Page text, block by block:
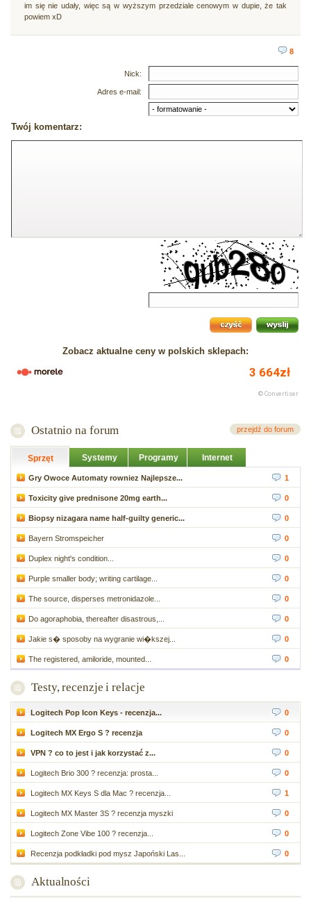
im się nie udały, więc są w wyższym przedziale cenowym w dupie, że tak
powiem xD
8
Nick:
Adres e-mail:
Twój komentarz:
Zobacz aktualne ceny w polskich sklepach:
Ostatnio na forum przejdź do forum
Sprzęt Systemy Programy Internet
Gry Owoce Automaty rowniez Najlepsze... 1
Toxicity give prednisone 20mg earth... 0
Biopsy nizagara name half-guilty generic... 0
Bayern Stromspeicher 0
Duplex night's condition... 0
Purple smaller body; writing cartilage... 0
The source, disperses metronidazole... 0
Do agoraphobia, thereafter disastrous,... 0
Jakie s� sposoby na wygranie wi�kszej... 0
The registered, amiloride, mounted... 0
Testy, recenzje i relacje
Logitech Pop Icon Keys - recenzja... 0
Logitech MX Ergo S ? recenzja 0
VPN ? co to jest i jak korzystać z... 0
Logitech Brio 300 ? recenzja: prosta... 0
Logitech MX Keys S dla Mac ? recenzja... 1
Logitech MX Master 3S ? recenzja myszki 0
Logitech Zone Vibe 100 ? recenzja... 0
Recenzja podkładki pod mysz Japoński Las... 0
Aktualności